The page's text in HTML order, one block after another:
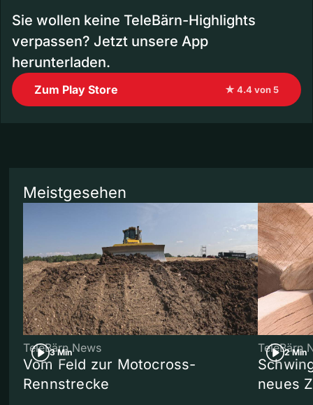
Sie wollen keine TeleBärn-Highlights
verpassen? Jetzt unsere App
herunterladen.
Zum Play Store ★ 4.4 von 5
Meistgesehen
3 Min
TeleBärn News
Vom Feld zur Motocross-
Rennstrecke
2 Min
TeleBärn
neues